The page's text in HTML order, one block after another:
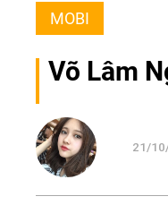
MOBI
Võ Lâm
21/